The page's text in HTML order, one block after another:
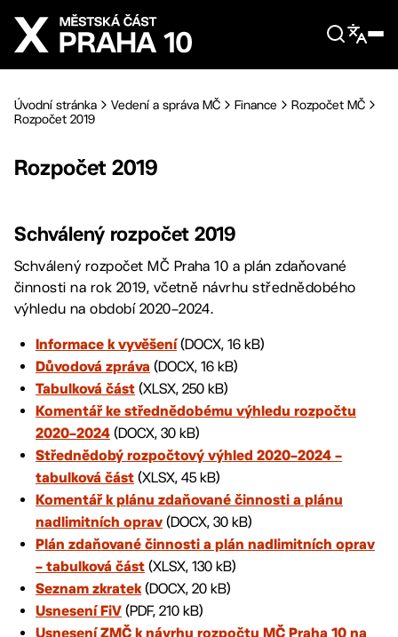
Přejít na hlavní obsah
Úvodní stránka Vedení a správa MČ Finance
Rozpočet MČ
Rozpočet 2019
Rozpočet 2019
Schválený rozpočet 2019
Schválený rozpočet MČ Praha 10 a plán zdaňované
činnosti na rok 2019, včetně návrhu střednědobého
výhledu na období 2020–2024.
Informace k vyvěšení(DOCX, 16 kB)
Důvodová zpráva (DOCX, 16 kB)
Tabulková část (XLSX, 250 kB)
Komentář ke střednědobému výhledu rozpočtu
2020–2024 (DOCX, 30 kB)
Střednědobý rozpočtový výhled 2020–2024 –
tabulková část (XLSX, 45 kB)
Komentář k plánu zdaňované činnosti a plánu
nadlimitních oprav (DOCX, 30 kB)
Plán zdaňované činnosti a plán nadlimitních oprav
– tabulková část (XLSX, 130 kB)
Seznam zkratek(DOCX, 20 kB)
Usnesení FiV (PDF, 210 kB)
Usnesení ZMČ k návrhu rozpočtu MČ Praha 10 na